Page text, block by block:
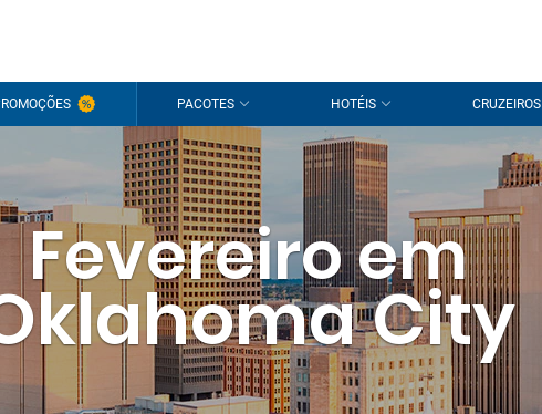
PACOTES HOTÉIS CRUZEIROS
Fevereiro em
City